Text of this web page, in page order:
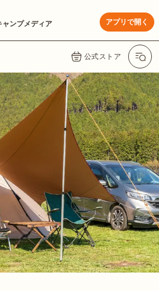
ンプメディア アプリで開く
公式ストア